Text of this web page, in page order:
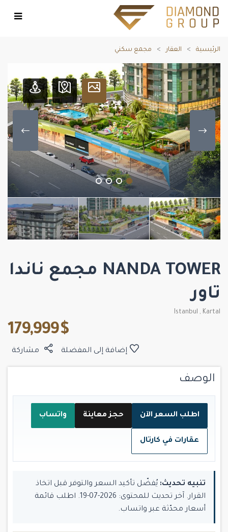
الرئيسية العقار مجمع سكني
NANDA TOWER مجمع ناندا
تاور
Istanbul , Kartal
$ 179,999
مشاركة إضافة إلى المفضلة
الوصف
اطلب السعر الآن حجز معاينة واتساب
عقارات في كارتال
تنبيه تحديث: يُفضّل تأكيد السعر والتوفر قبل اتخاذ
القرار. آخر تحديث للمحتوى: 2026-07-19. اطلب قائمة
أسعار محدّثة عبر واتساب.